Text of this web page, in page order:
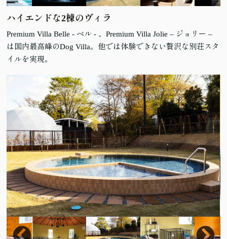
ハイエンドな2棟のヴィラ
Premium Villa Belle - ベル - 、Premium Villa Jolie – ジョリー –
は国内最高峰のDog Villa。他では体験できない贅沢な別荘スタ
イルを実現。